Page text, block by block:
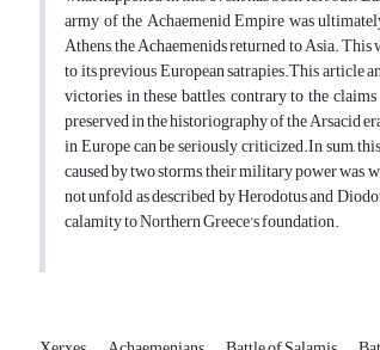
army of the Achaemenid Empire was
Athens, the Achaemenids returned to Asia.
to its previous European satrapies.This article
victories in these battles, contrary to the
preserved in the historiography of the Arsacid
in Europe can be seriously criticized.In sum,
caused by two storms, their military power was
not unfold as described by Herodotus and
calamity to Northern Greece's foundation.